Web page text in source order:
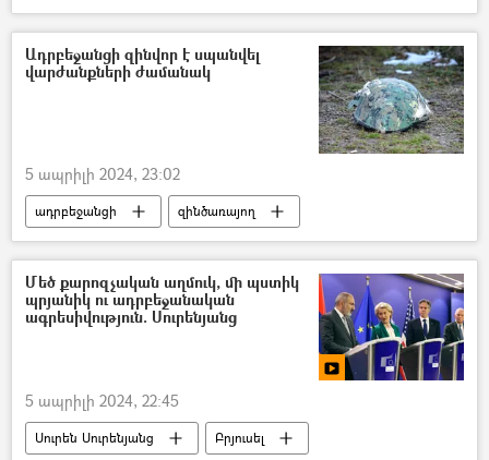
Արցախյան պատերազմ
Հայաստան
Ադրբեջան
հայ-ադրբեջանական
Ադրբեջանցի զինվոր է սպանվել
վարժանքների ժամանակ
5 ապրիլի 2024, 23:02
ադրբեջանցի
զինծառայող
Սպանություն
ինքնասպանություն
Մեծ քարոզչական աղմուկ, մի պստիկ
պրյանիկ ու ադրբեջանական
ագրեսիվություն. Սուրենյանց
5 ապրիլի 2024, 22:45
Սուրեն Սուրենյանց
Բրյուսել